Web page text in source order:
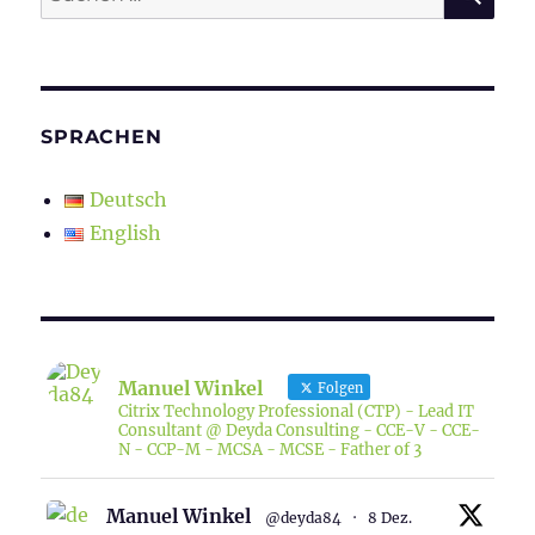
nach:
SPRACHEN
Deutsch
English
Manuel Winkel Folgen
Citrix Technology Professional (CTP) - Lead IT
Consultant @ Deyda Consulting - CCE-V - CCE-
N - CCP-M - MCSA - MCSE - Father of 3
Manuel Winkel @deyda84 · 8 Dez.